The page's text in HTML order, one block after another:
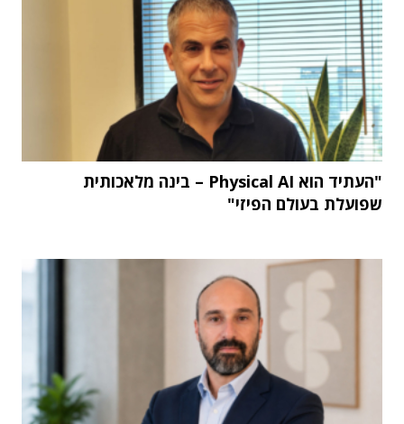
"העתיד הוא Physical AI – בינה מלאכותית
שפועלת בעולם הפיזי"